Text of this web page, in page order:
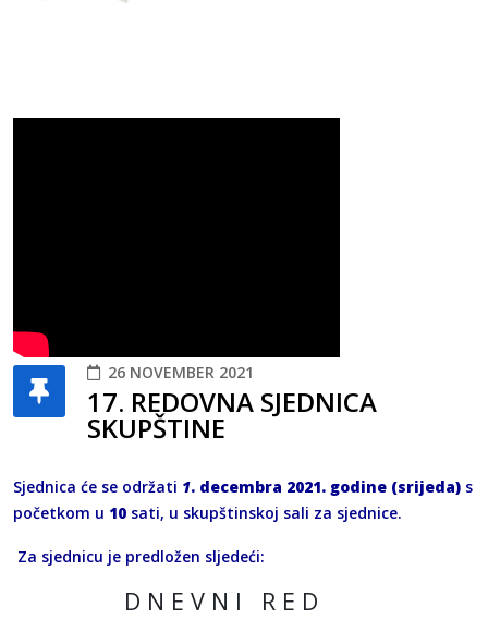
26 NOVEMBER 2021
17. REDOVNA SJEDNICA
SKUPŠTINE
Sjednica će se održati 1. decembra 2021. godine (srijeda) s
početkom u 10 sati, u skupštinskoj sali za sjednice.
Za sjednicu je predložen sljedeći:
D N E V N I R E D